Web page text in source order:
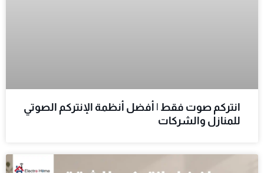
انتركم صوت فقط | أفضل أنظمة الإنتركم الصوتي
للمنازل والشركات